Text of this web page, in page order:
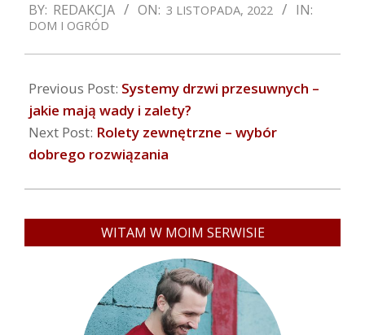
11-
03
BY: REDAKCJA ON: 3 LISTOPADA, 2022 IN:
DOM I OGRÓD
Previous Post: Systemy drzwi przesuwnych –
jakie mają wady i zalety?
Next Post: Rolety zewnętrzne – wybór
dobrego rozwiązania
WITAM W MOIM SERWISIE